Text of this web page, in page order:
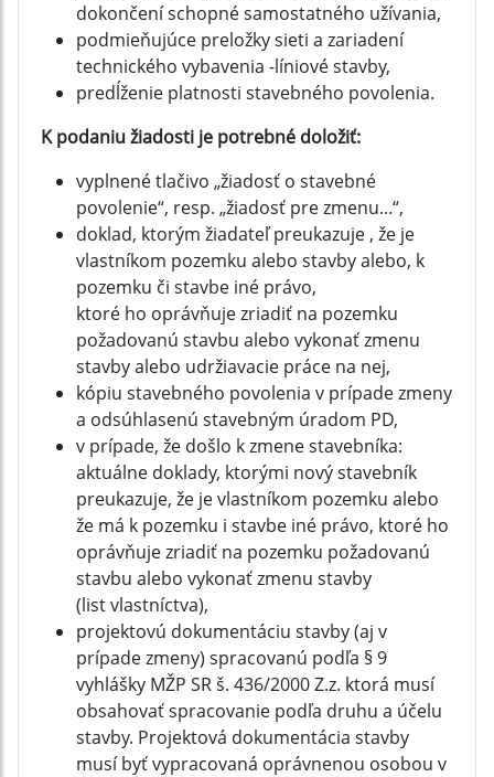
dokončení schopné samostatného užívania,
podmieňujúce preložky sieti a zariadení
technického vybavenia -líniové stavby,
predĺženie platnosti stavebného povolenia.
K podaniu žiadosti je potrebné doložiť:
vyplnené tlačivo „žiadosť o stavebné
povolenie“, resp. „žiadosť pre zmenu...“,
doklad, ktorým žiadateľ preukazuje , že je
vlastníkom pozemku alebo stavby alebo, k
pozemku či stavbe iné právo,
ktoré ho oprávňuje zriadiť na pozemku
požadovanú stavbu alebo vykonať zmenu
stavby alebo udržiavacie práce na nej,
kópiu stavebného povolenia v prípade zmeny
a odsúhlasenú stavebným úradom PD,
v prípade, že došlo k zmene stavebníka:
aktuálne doklady, ktorými nový stavebník
preukazuje, že je vlastníkom pozemku alebo
že má k pozemku i stavbe iné právo, ktoré ho
oprávňuje zriadiť na pozemku požadovanú
stavbu alebo vykonať zmenu stavby
(list vlastníctva),
projektovú dokumentáciu stavby (aj v
prípade zmeny) spracovanú podľa § 9
vyhlášky MŽP SR š. 436/2000 Z.z. ktorá musí
obsahovať spracovanie podľa druhu a účelu
stavby. Projektová dokumentácia stavby
musí byť vypracovaná oprávnenou osobou v